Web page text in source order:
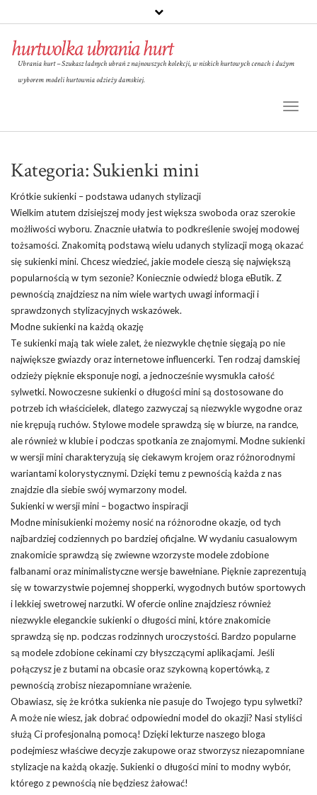
hurtwolka ubrania hurt
Ubrania hurt – Szukasz ładnych ubrań z najnowszych kolekcji, w niskich hurtowych cenach i dużym
wyborem modeli hurtownia odzieży damskiej.
Kategoria:Sukienki mini
Krótkie sukienki – podstawa udanych stylizacji
Wielkim atutem dzisiejszej mody jest większa swoboda oraz szerokie
możliwości wyboru. Znacznie ułatwia to podkreślenie swojej modowej
tożsamości. Znakomitą podstawą wielu udanych stylizacji mogą okazać
się sukienki mini. Chcesz wiedzieć, jakie modele cieszą się największą
popularnością w tym sezonie? Koniecznie odwiedź bloga eButik. Z
pewnością znajdziesz na nim wiele wartych uwagi informacji i
sprawdzonych stylizacyjnych wskazówek.
Modne sukienki na każdą okazję
Te sukienki mają tak wiele zalet, że niezwykle chętnie sięgają po nie
największe gwiazdy oraz internetowe influencerki. Ten rodzaj damskiej
odzieży pięknie eksponuje nogi, a jednocześnie wysmukla całość
sylwetki. Nowoczesne sukienki o długości mini są dostosowane do
potrzeb ich właścicielek, dlatego zazwyczaj są niezwykle wygodne oraz
nie krępują ruchów. Stylowe modele sprawdzą się w biurze, na randce,
ale również w klubie i podczas spotkania ze znajomymi. Modne sukienki
w wersji mini charakteryzują się ciekawym krojem oraz różnorodnymi
wariantami kolorystycznymi. Dzięki temu z pewnością każda z nas
znajdzie dla siebie swój wymarzony model.
Sukienki w wersji mini – bogactwo inspiracji
Modne minisukienki możemy nosić na różnorodne okazje, od tych
najbardziej codziennych po bardziej oficjalne. W wydaniu casualowym
znakomicie sprawdzą się zwiewne wzorzyste modele zdobione
falbanami oraz minimalistyczne wersje bawełniane. Pięknie zaprezentują
się w towarzystwie pojemnej shopperki, wygodnych butów sportowych
i lekkiej swetrowej narzutki. W ofercie online znajdziesz również
niezwykle eleganckie sukienki o długości mini, które znakomicie
sprawdzą się np. podczas rodzinnych uroczystości. Bardzo popularne
są modele zdobione cekinami czy błyszczącymi aplikacjami. Jeśli
połączysz je z butami na obcasie oraz szykowną kopertówką, z
pewnością zrobisz niezapomniane wrażenie.
Obawiasz, się że krótka sukienka nie pasuje do Twojego typu sylwetki?
A może nie wiesz, jak dobrać odpowiedni model do okazji? Nasi styliści
służą Ci profesjonalną pomocą! Dzięki lekturze naszego bloga
podejmiesz właściwe decyzje zakupowe oraz stworzysz niezapomniane
stylizacje na każdą okazję. Sukienki o długości mini to modny wybór,
którego z pewnością nie będziesz żałować!